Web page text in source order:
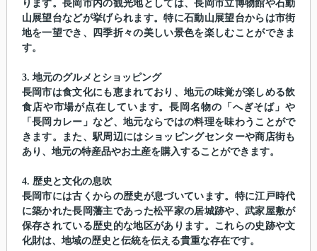
ります。長岡市内の観光地としては、長岡市立博物館や石動
山展望台などが挙げられます。特に石動山展望台からは市街
地を一望でき、四季折々の美しい景色を楽しむことができま
す。
3. 地元のグルメとショッピング
長岡市は食文化にも恵まれており、地元の味覚が楽しめる飲
食店や市場が点在しています。長岡名物の「へぎそば」や
「長岡カレー」など、地元ならではの料理を味わうことがで
きます。また、駅周辺にはショッピングセンターや商店街も
あり、地元の特産品やお土産を購入することができます。
4. 歴史と文化の息吹
長岡市には古くからの歴史が息づいています。特に江戸時代
に築かれた長岡藩主であった松平家の居城跡や、武家屋敷が
保存されている歴史的な地区があります。これらの史跡や文
化財は、地域の歴史と伝統を伝える貴重な存在です。